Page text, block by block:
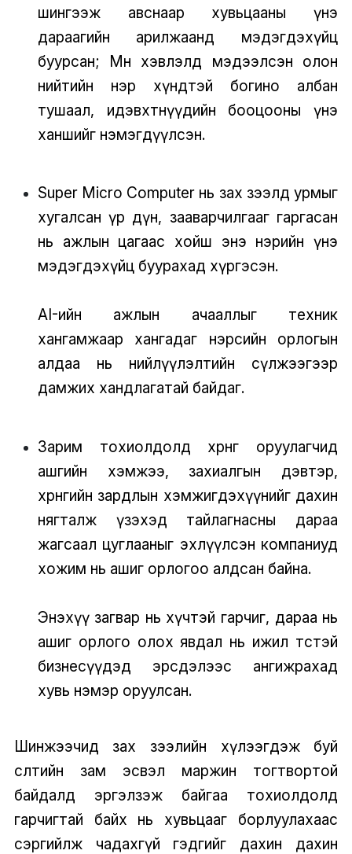
шингээж авснаар хувьцааны үнэ
дараагийн арилжаанд мэдэгдэхүйц
буурсан; Мөн хэвлэлд мэдээлсэн олон
нийтийн нэр хүндтэй богино албан
тушаал, идэвхтнүүдийн бооцооны үнэ
ханшийг нэмэгдүүлсэн.
Super Micro Computer нь зах зээлд урмыг
хугалсан үр дүн, зааварчилгааг гаргасан
нь ажлын цагаас хойш энэ нэрийн үнэ
мэдэгдэхүйц буурахад хүргэсэн.
AI-ийн ажлын ачааллыг техник
хангамжаар хангадаг нэрсийн орлогын
алдаа нь нийлүүлэлтийн сүлжээгээр
дамжих хандлагатай байдаг.
Зарим тохиолдолд хөрөнгө оруулагчид
ашгийн хэмжээ, захиалгын дэвтэр,
хөрөнгийн зардлын хэмжигдэхүүнийг дахин
нягталж үзэхэд тайлагнасны дараа
жагсаал цуглааныг эхлүүлсэн компаниуд
хожим нь ашиг орлогоо алдсан байна.
Энэхүү загвар нь хүчтэй гарчиг, дараа нь
ашиг орлого олох явдал нь ижил төстэй
бизнесүүдэд эрсдэлээс ангижрахад
хувь нэмэр оруулсан.
Шинжээчид зах зээлийн хүлээгдэж буй
өсөлтийн зам эсвэл маржин тогтвортой
байдалд эргэлзэж байгаа тохиолдолд
гарчигтай байх нь хувьцааг борлуулахаас
сэргийлж чадахгүй гэдгийг дахин дахин